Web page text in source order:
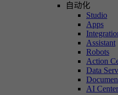
自动化
Studio
Apps
Assistant
Robots
Action
Data
AI Center